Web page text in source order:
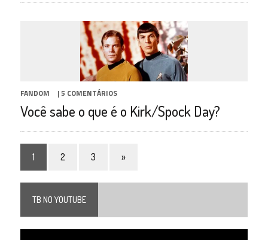
FANDOM | 5 COMENTÁRIOS
Você sabe o que é o Kirk/Spock Day?
1 2 3 »
TB NO YOUTUBE